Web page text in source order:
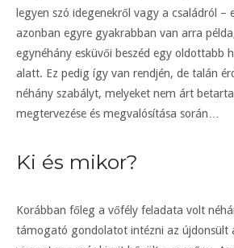
legyen szó idegenekről vagy a családról –
azonban egyre gyakrabban van arra
egynéhány esküvői beszéd egy oldottabb
alatt. Ez pedig így van rendjén, de talán
néhány szabályt, melyeket nem árt
megtervezése és megvalósítása során…
Ki és mikor?
Korábban főleg a vőfély feladata volt
támogató gondolatot intézni az újdonsült